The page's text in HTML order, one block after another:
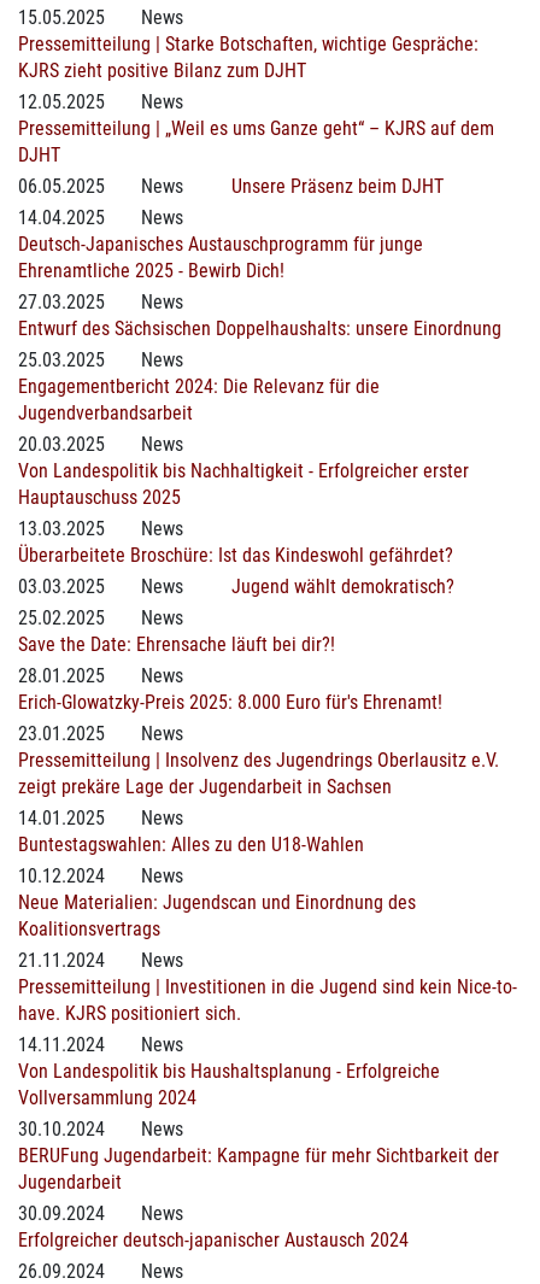
15.05.2025
News
Pressemitteilung | Starke Botschaften, wichtige Gespräche:
KJRS zieht positive Bilanz zum DJHT
12.05.2025
News
Pressemitteilung | „Weil es ums Ganze geht“ – KJRS auf dem
DJHT
06.05.2025
News
Unsere Präsenz beim DJHT
14.04.2025
News
Deutsch-Japanisches Austauschprogramm für junge
Ehrenamtliche 2025 - Bewirb Dich!
27.03.2025
News
Entwurf des Sächsischen Doppelhaushalts: unsere Einordnung
25.03.2025
News
Engagementbericht 2024: Die Relevanz für die
Jugendverbandsarbeit
20.03.2025
News
Von Landespolitik bis Nachhaltigkeit - Erfolgreicher erster
Hauptauschuss 2025
13.03.2025
News
Überarbeitete Broschüre: Ist das Kindeswohl gefährdet?
03.03.2025
News
Jugend wählt demokratisch?
25.02.2025
News
Save the Date: Ehrensache läuft bei dir?!
28.01.2025
News
Erich-Glowatzky-Preis 2025: 8.000 Euro für's Ehrenamt!
23.01.2025
News
Pressemitteilung | Insolvenz des Jugendrings Oberlausitz e.V.
zeigt prekäre Lage der Jugendarbeit in Sachsen
14.01.2025
News
Buntestagswahlen: Alles zu den U18-Wahlen
10.12.2024
News
Neue Materialien: Jugendscan und Einordnung des
Koalitionsvertrags
21.11.2024
News
Pressemitteilung | Investitionen in die Jugend sind kein Nice-to-
have. KJRS positioniert sich.
14.11.2024
News
Von Landespolitik bis Haushaltsplanung - Erfolgreiche
Vollversammlung 2024
30.10.2024
News
BERUFung Jugendarbeit: Kampagne für mehr Sichtbarkeit der
Jugendarbeit
30.09.2024
News
Erfolgreicher deutsch-japanischer Austausch 2024
26.09.2024
News